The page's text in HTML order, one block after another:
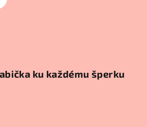
ku každému šperku